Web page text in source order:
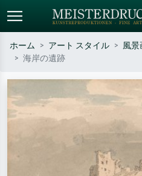
作家名・作品名・スタイルで検索
– 例：モネ、星月夜、印象派、北
ホーム アート スタイル 風景
海岸の遺跡